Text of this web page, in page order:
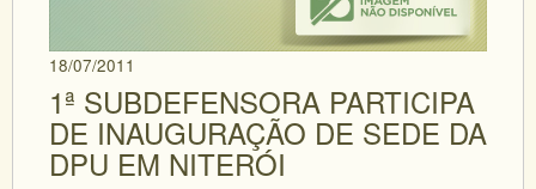
18/07/2011
1ª SUBDEFENSORA PARTICIPA
DE INAUGURAÇÃO DE SEDE DA
DPU EM NITERÓI